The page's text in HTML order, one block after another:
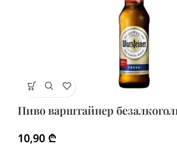
Пиво варштайнер
10,90 ₾